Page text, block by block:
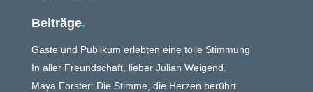
Beiträge.
Gäste und Publikum erlebten eine tolle Stimmung
In aller Freundschaft, lieber Julian Weigend.
Maya Forster: Die Stimme, die Herzen berührt